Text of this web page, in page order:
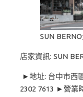
SUN
店家資訊: SUN
►地址: 台中市西
2302 7613 ►營業